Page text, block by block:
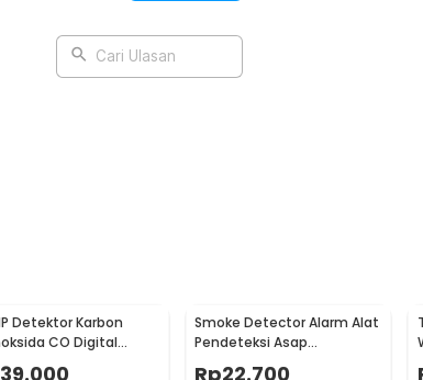
PC - E95
Cari Ulasan
Detektor Karbon
CO Digital
85dB Sensor Gas
39.000
Smoke Detector Alarm Alat
Pendeteksi Asap
Rp22.700